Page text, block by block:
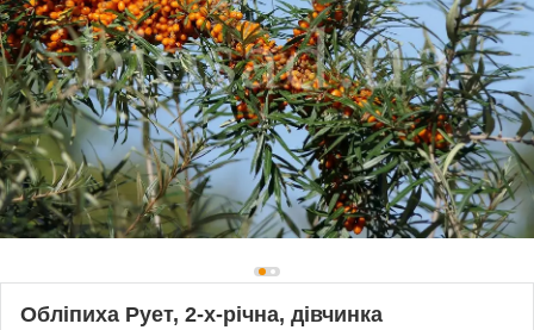
Обліпиха Рует, 2-х-річна, дівчинка